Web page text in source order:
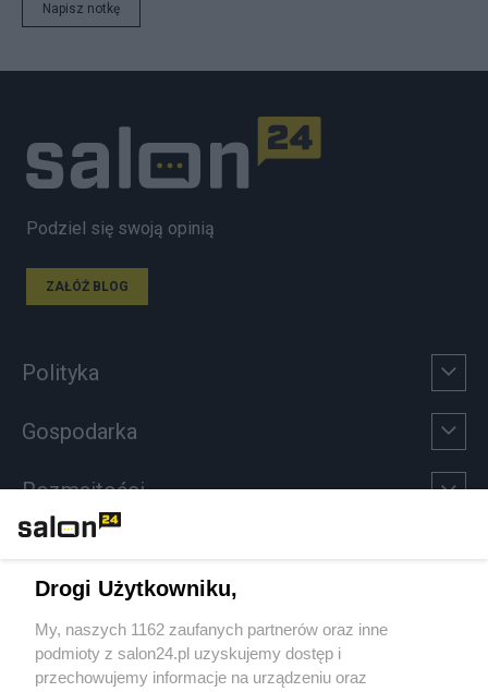
Napisz notkę
Podziel się swoją opinią
ZAŁÓŻ BLOG
Polityka
Gospodarka
Rozmaitości
Sport
Społeczeństwo
Drogi Użytkowniku,
My, naszych 1162 zaufanych partnerów oraz inne
podmioty z salon24.pl uzyskujemy dostęp i
przechowujemy informacje na urządzeniu oraz